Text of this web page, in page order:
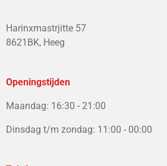
Harinxmastrjitte 57
8621BK, Heeg
Openingstijden
Maandag: 16:30 - 21:00
Dinsdag t/m zondag: 11:00 - 00:00